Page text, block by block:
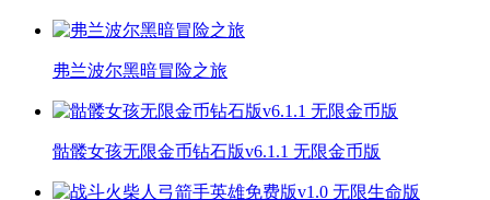
弗兰波尔黑暗冒险之旅
骷髅女孩无限金币钻石版v6.1.1 无限金币版